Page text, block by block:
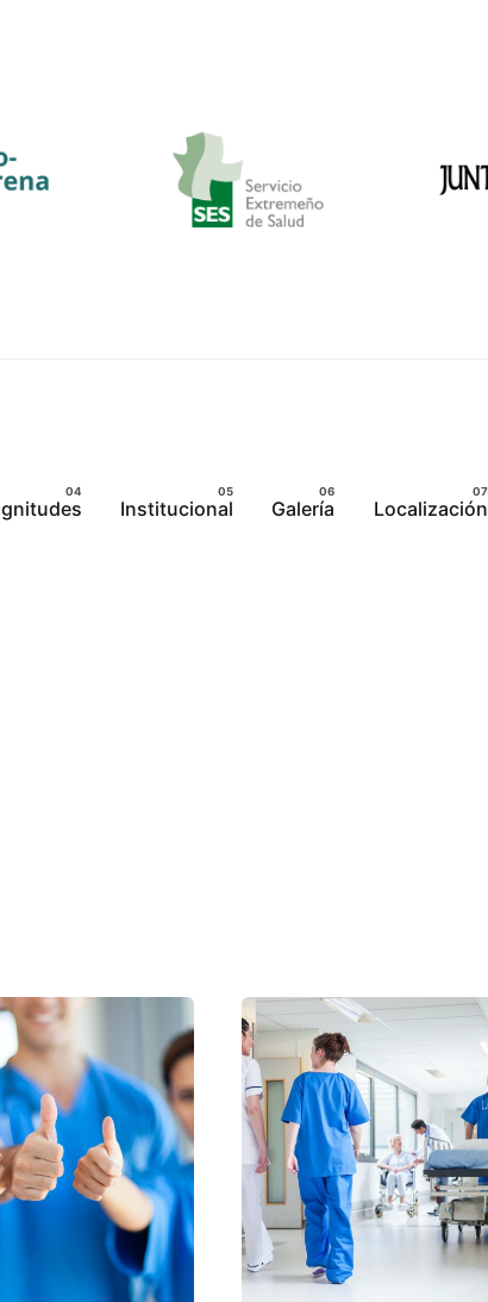
Institucional Galería Localización
Posted
by
admin
Posted
by
admin